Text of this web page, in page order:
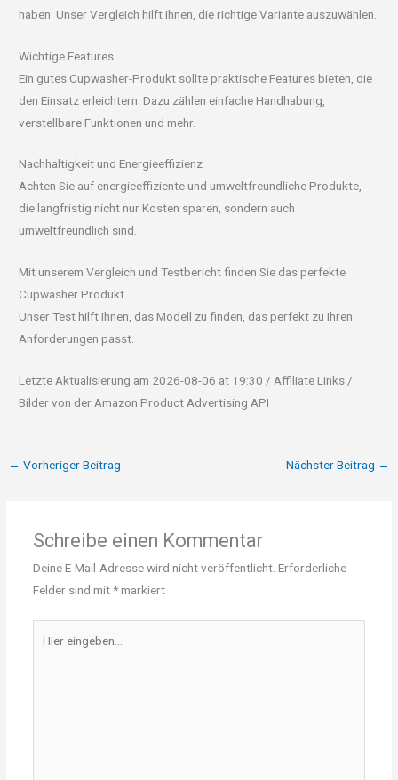
haben. Unser Vergleich hilft Ihnen, die richtige Variante auszuwählen.
Wichtige Features
Ein gutes Cupwasher-Produkt sollte praktische Features bieten, die
den Einsatz erleichtern. Dazu zählen einfache Handhabung,
verstellbare Funktionen und mehr.
Nachhaltigkeit und Energieeffizienz
Achten Sie auf energieeffiziente und umweltfreundliche Produkte,
die langfristig nicht nur Kosten sparen, sondern auch
umweltfreundlich sind.
Mit unserem Vergleich und Testbericht finden Sie das perfekte
Cupwasher Produkt
Unser Test hilft Ihnen, das Modell zu finden, das perfekt zu Ihren
Anforderungen passt.
Letzte Aktualisierung am 2026-08-06 at 19:30 / Affiliate Links /
Bilder von der Amazon Product Advertising API
← Vorheriger Beitrag Nächster Beitrag →
Schreibe einen Kommentar
Deine E-Mail-Adresse wird nicht veröffentlicht. Erforderliche
Felder sind mit*markiert
eingeben…